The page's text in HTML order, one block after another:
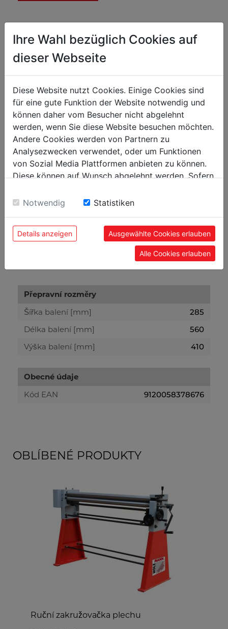
Obecné rozměry
Zpracování plechu
Max. Ø kruhové oceli [mm]
38
Max. rozměry čtyřstranné oceli DxV
[mm]
40 x 40
Max. tloušťka stěny profilového materiálu
[mm]
2
Max. úhel ohybu
Hmotnost
38.10
36.50
Přepravní rozměry
Šířka balení [mm]
285
Délka balení [mm]
560
Výška balení [mm]
410
Obecné údaje
Kód EAN
9120058378676
OBLÍBENÉ PRODUKTY
Ruční zakružovačka plechu
Ihre Wahl bezüglich Cookies auf
dieser Webseite
Diese Website nutzt Cookies. Einige Cookies sind
für eine gute Funktion der Website notwendig und
können daher vom Besucher nicht abgelehnt
werden, wenn Sie diese Website besuchen möchten.
Andere Cookies werden von Partnern zu
Analysezwecken verwendet, oder um Funktionen
von Sozial Media Plattformen anbieten zu können.
Diese können auf Wunsch abgelehnt werden. Sofern
Einwilligung zu unseren Cookies.
Notwendig Statistiken
Details anzeigen Ausgewählte Cookies erlauben
Alle Cookies erlauben